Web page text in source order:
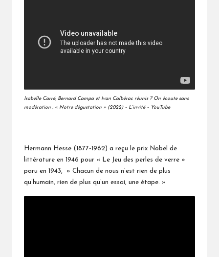
Isabelle Carré, Bernard Campa et Ivan Calbérac réunis ? On écoute sans
modération : « Notre dégustation » (2022) – L’invité – YouTube
Hermann Hesse (1877-1962) a reçu le prix Nobel de
littérature en 1946 pour « Le Jeu des perles de verre »
paru en 1943, » Chacun de nous n’est rien de plus
qu’humain, rien de plus qu’un essai, une étape. »